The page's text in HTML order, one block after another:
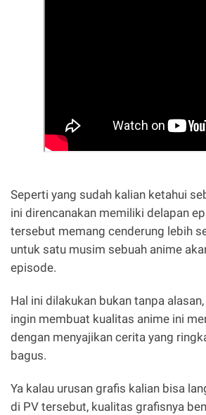
Seperti yang sudah kalian ketahui
ini direncanakan memiliki delapan
tersebut memang cenderung lebih
untuk satu musim sebuah anime
episode.
Hal ini dilakukan bukan tanpa
ingin membuat kualitas anime ini
dengan menyajikan cerita yang
bagus.
Ya kalau urusan grafis kalian bisa
di PV tersebut, kualitas grafisnya